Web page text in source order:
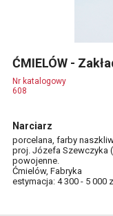
ĆMIELÓW -
Nr katalogowy
608
Narciarz
porcelana, farby
proj. Józefa Szewczyka
powojenne.
Ćmielów, Fabryka
estymacja: 4 300 - 5 000